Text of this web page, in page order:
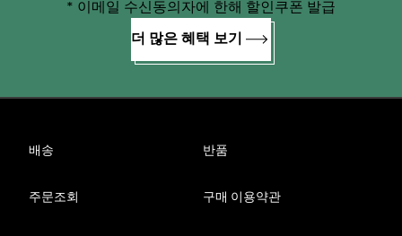
* 이메일 수신동의자에 한해 할인쿠폰 발급
더 많은 혜택 보기
배송 반품
주문조회 구매 이용약관